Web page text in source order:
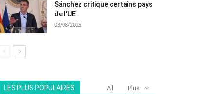
Sánchez critique certains pays
de l’UE
03/08/2026
LES PLUS POPULAIRES All Plus